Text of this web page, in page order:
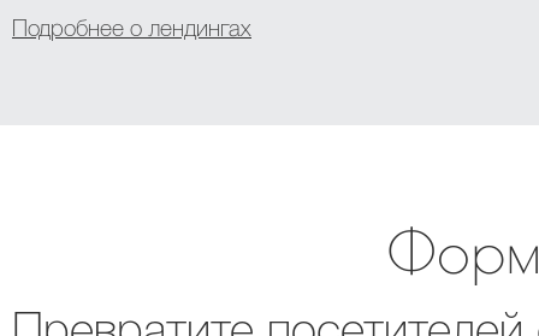
Подробнее о лендингах